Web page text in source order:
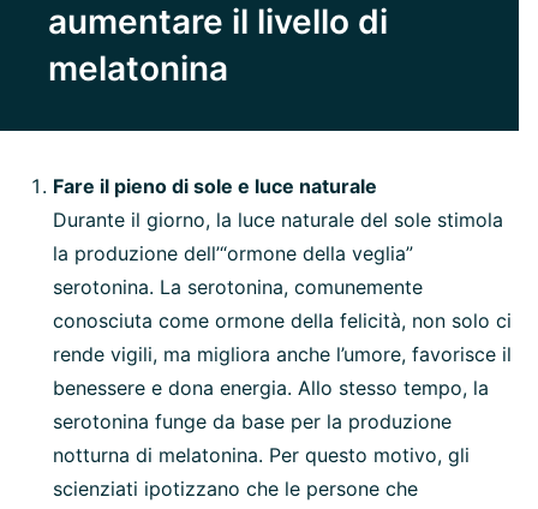
aumentare il livello di
melatonina
Fare il pieno di sole e luce naturale
Durante il giorno, la luce naturale del sole stimola
la produzione dell’“ormone della veglia”
serotonina. La serotonina, comunemente
conosciuta come ormone della felicità, non solo ci
rende vigili, ma migliora anche l’umore, favorisce il
benessere e dona energia. Allo stesso tempo, la
serotonina funge da base per la produzione
notturna di melatonina. Per questo motivo, gli
scienziati ipotizzano che le persone che